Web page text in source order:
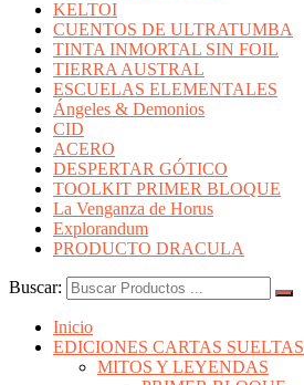
KELTOI
CUENTOS DE ULTRATUMBA
TINTA INMORTAL SIN FOIL
TIERRA AUSTRAL
ESCUELAS ELEMENTALES
Ángeles & Demonios
CID
ACERO
DESPERTAR GÓTICO
TOOLKIT PRIMER BLOQUE
La Venganza de Horus
Explorandum
PRODUCTO DRACULA
Buscar:
Inicio
EDICIONES CARTAS SUELTAS
MITOS Y LEYENDAS